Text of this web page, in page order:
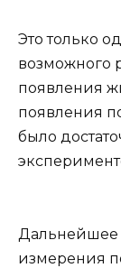
Это только
возможного
появления
появления
было
Дальнейшее
измерения